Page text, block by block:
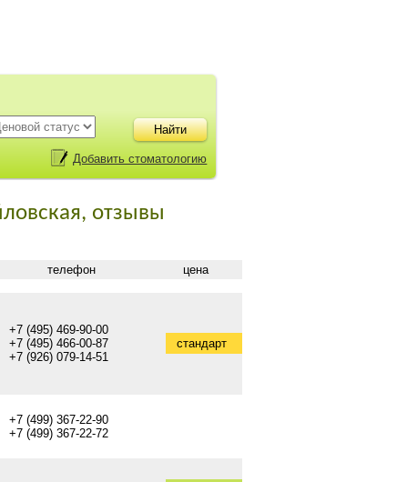
Добавить стоматологию
отзывы
телефон цена
+7 (495) 469-90-00
+7 (495) 466-00-87
+7 (926) 079-14-51
стандарт
+7 (499) 367-22-90
+7 (499) 367-22-72